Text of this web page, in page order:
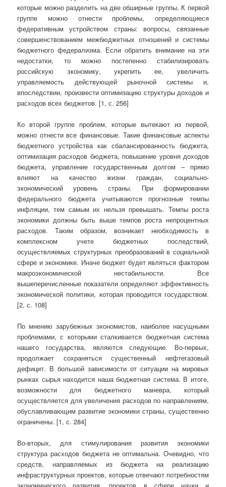
которые можно разделить на две обширные группы. К первой
группе можно отнести проблемы, определяющиеся
федеративным устройством страны: вопросы, связанные
совершенствованием межбюджетных отношений и системы
бюджетного федерализма. Если обратить внимание на эти
недостатки, то можно постепенно стабилизировать
российскую экономику, укрепить ее, увеличить
управляемость действующей рыночной системы и,
впоследствии, произвести оптимизацию структуры доходов и
расходов всех бюджетов. [1, с. 256]
Ко второй группе проблем, которые вытекают из первой,
можно отнести все финансовые. Такие финансовые аспекты
бюджетного устройства как сбалансированность бюджета,
оптимизация расходов бюджета, повышение уровня доходов
бюджета, управление государственным долгом – прямо
влияют на качество жизни граждан, социально-
экономический уровень страны. При формировании
федерального бюджета учитываются прогнозные темпы
инфляции, тем самым их нельзя превышать. Темпы роста
экономики должны быть выше темпов роста непроцентных
расходов. Таким образом, возникает необходимость в
комплексном учете бюджетных последствий,
осуществляемых структурных преобразований в социальной
сфере и экономике. Иначе бюджет будет являться фактором
макроэкономической нестабильности. Все
вышеперечисленные показатели определяют эффективность
экономической политики, которая проводится государством.
[2, с. 108]
По мнению зарубежных экономистов, наиболее насущными
проблемами, с которыми сталкивается бюджетная система
нашего государства, являются следующие. Во-первых,
продолжает сохраняться существенный нефтегазовый
дефицит. В большой зависимости от ситуации на мировых
рынках сырья находится наша бюджетная система. В итоге,
возможности для бюджетного маневра, который
осуществляется для увеличения расходов по направлениям,
обуславливающим развитие экономики страны, существенно
ограничены. [1, с. 284]
Во-вторых, для стимулирования развития экономики
структура расходов бюджета не оптимальна. Очевидно, что
средств, направляемых из бюджета на реализацию
инфраструктурных проектов, которые отвечают потребностям